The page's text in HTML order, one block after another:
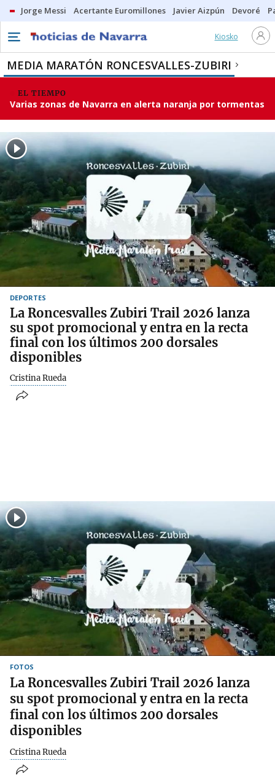
Jorge Messi Acertante Euromillones Javier Aizpún Devoré
Kiosko
MEDIA MARATÓN RONCESVALLES-ZUBIRI
EL TIEMPO
Varias zonas de Navarra en alerta naranja por tormentas
DEPORTES
La Roncesvalles Zubiri Trail 2026 lanza
su spot promocional y entra en la recta
final con los últimos 200 dorsales
disponibles
Cristina Rueda
FOTOS
La Roncesvalles Zubiri Trail 2026 lanza
su spot promocional y entra en la recta
final con los últimos 200 dorsales
disponibles
Cristina Rueda